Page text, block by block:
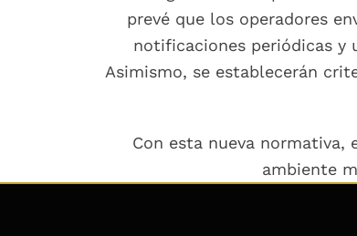
prevé que los operadores
notificaciones periódicas y
Asimismo, se establecerán
Con esta nueva
ambiente